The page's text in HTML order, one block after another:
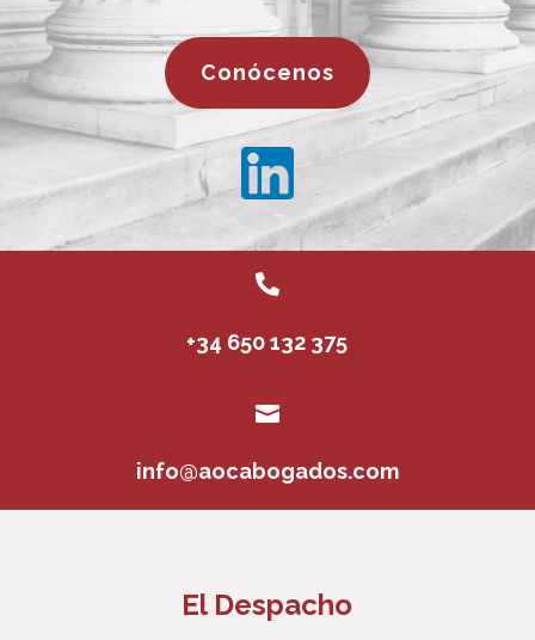
Conócenos

+34 650 132 375

info@aocabogados.com
El Despacho